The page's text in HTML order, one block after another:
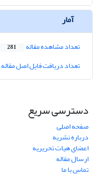
آمار
تعداد مشاهده مقاله 281
تعداد دریافت فایل اصل مقاله
دسترسی سریع
صفحه اصلی
درباره نشریه
اعضای هیات تحریریه
ارسال مقاله
تماس با ما